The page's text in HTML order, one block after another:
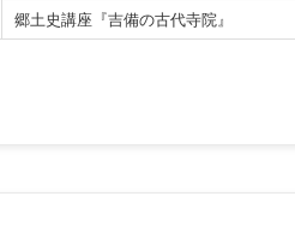
郷土史講座『吉備の古代寺院』